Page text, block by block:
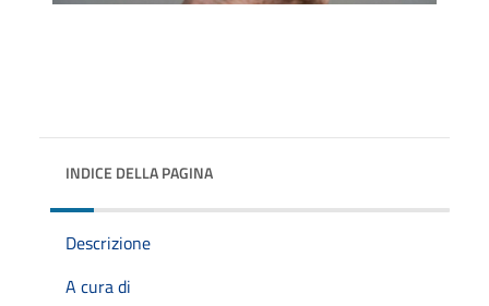
INDICE DELLA PAGINA
Descrizione
A cura di